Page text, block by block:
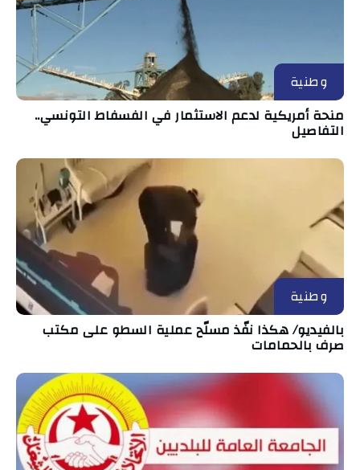
وطنية
منحة أمريكية لدعم الاستثمار في الفسفاط التونسي..
التفاصيل
وطنية
بالفيديو/ هكذا نفّذ مسلّح عملية السطو على مكتب
صرف بالحمامات